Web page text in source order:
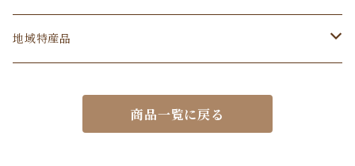
Ｍサイズ
フォトフレーム
ティッシュボックス
コースター
地域特産品
商品一覧に戻る